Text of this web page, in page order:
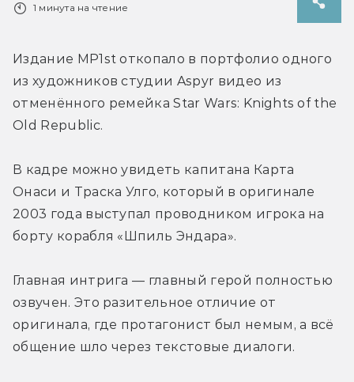
1 минута на чтение
Издание MP1st откопало в портфолио одного
из художников студии Aspyr видео из
отменённого ремейка Star Wars: Knights of the
Old Republic.
В кадре можно увидеть капитана Карта
Онаси и Траска Улго, который в оригинале
2003 года выступал проводником игрока на
борту корабля «Шпиль Эндара».
Главная интрига — главный герой полностью
озвучен. Это разительное отличие от
оригинала, где протагонист был немым, а всё
общение шло через текстовые диалоги.